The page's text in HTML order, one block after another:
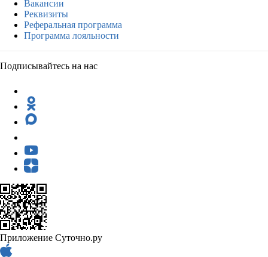
Вакансии
Реквизиты
Реферальная программа
Программа лояльности
Подписывайтесь на нас
Приложение Суточно.ру